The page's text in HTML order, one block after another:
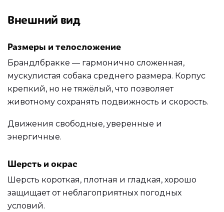
Внешний вид
Размеры и телосложение
Брандлбракке — гармонично сложенная,
мускулистая собака среднего размера. Корпус
крепкий, но не тяжёлый, что позволяет
животному сохранять подвижность и скорость.
Движения свободные, уверенные и
энергичные.
Шерсть и окрас
Шерсть короткая, плотная и гладкая, хорошо
защищает от неблагоприятных погодных
условий.